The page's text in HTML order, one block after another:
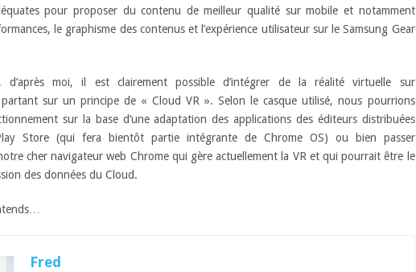
pour proposer du contenu de meilleur qualité sur mobile et notamment
le graphisme des contenus et l’expérience utilisateur sur le Samsung Gear
d’après moi, il est clairement possible d’intégrer de la réalité virtuelle sur
sur un principe de « Cloud VR ». Selon le casque utilisé, nous pourrions
sur la base d’une adaptation des applications des éditeurs distribuées
Store (qui fera bientôt partie intégrante de Chrome OS) ou bien passer
cher navigateur web Chrome qui gère actuellement la VR et qui pourrait être le
des données du Cloud.
Fred